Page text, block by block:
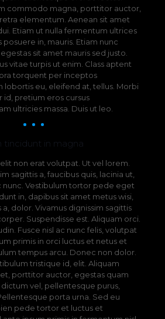
commodo magna, porttitor auctor,
elementum. Aenean sit amet
Etiam ut nulla fermentum ultrices
in, mauris. Etiam nunc
sit amet mauris sed justo.
vitae turpis ut enim. Class aptent
torquent per inceptos
lobortis eu, eleifend at, tellus. Morbi
id, pretium eros cursus
ultricies massa. Duis ut leo.
tincidunt in magna
non erat volutpat. Ut vel lorem.
sagittis a, faucibus quis, lacinia ut,
nunc. Vestibulum tortor pede eget
in, dapibus sit amet metus wisi,
a, dolor. Vivamus dignissim sagittis
Suspendisse est. Aliquam orci.
Fusce nisl ac nunc felis, volutpat
primis in orci luctus et netus et
tempus arcu. Donec non dolor.
tristique id, elit. Aliquam
porttitor auctor, egestas quam
vel, pellentesque purus,
porta urna. Sed eu
pede tortor et luctus et